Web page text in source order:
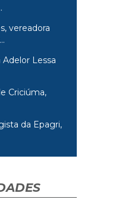
vereadora
Lessa
Criciúma,
da Epagri,